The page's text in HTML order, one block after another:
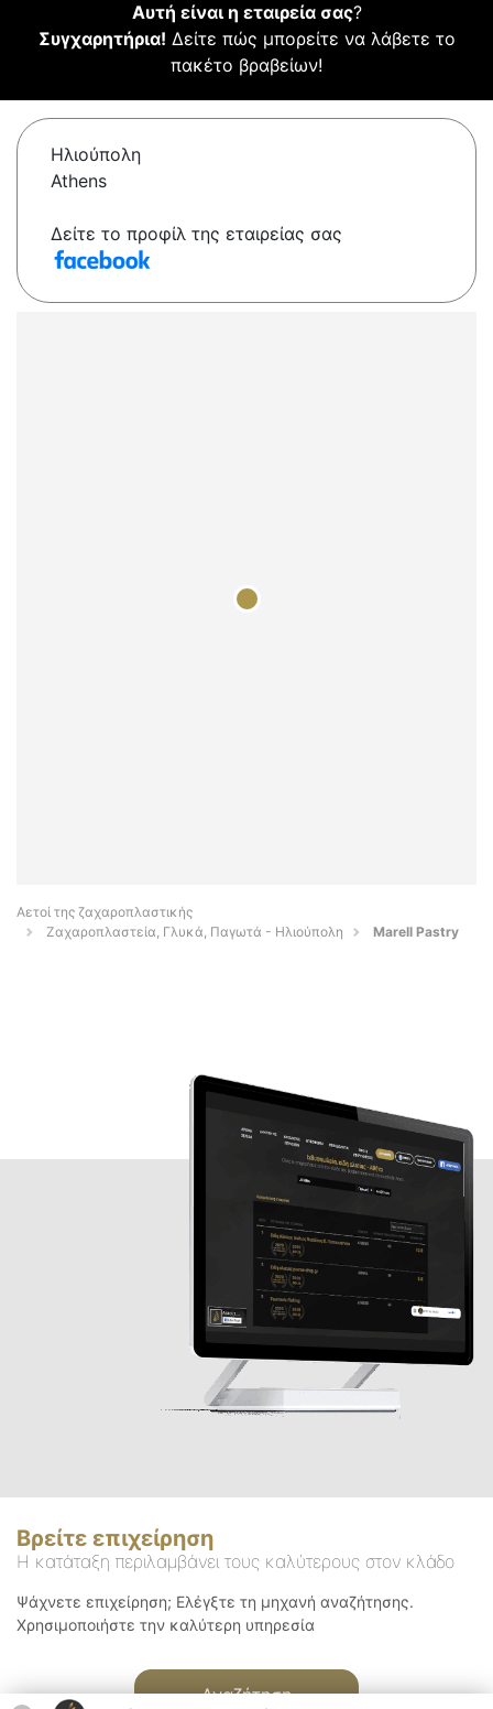
Αυτή είναι η εταιρεία σας?
Συγχαρητήρια! Δείτε πώς μπορείτε να λάβετε το
πακέτο βραβείων!
Ηλιούπολη
Athens
Δείτε το προφίλ της εταιρείας σας
Αετοί της ζαχαροπλαστικής
Ζαχαροπλαστεία, Γλυκά, Παγωτά - Ηλιούπολη
Marell Pastry
Βρείτε επιχείρηση
Η κατάταξη περιλαμβάνει τους καλύτερους στον κλάδο
Ψάχνετε επιχείρηση; Ελέγξτε τη μηχανή αναζήτησης.
Χρησιμοποιήστε την καλύτερη υπηρεσία
Αναζήτηση